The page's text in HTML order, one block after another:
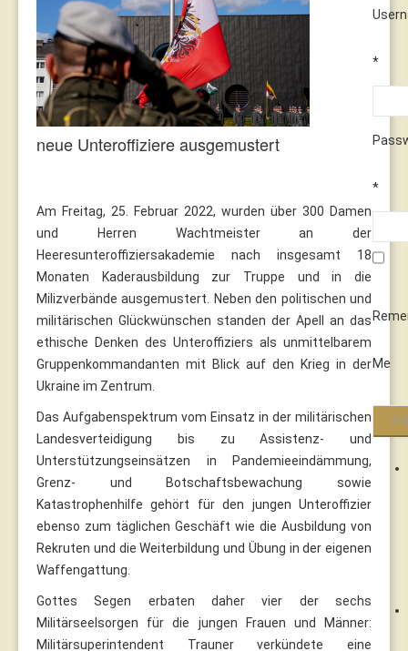
*
*
Me
neue Unteroffiziere ausgemustert
Am Freitag, 25. Februar 2022, wurden über 300 Damen
und Herren Wachtmeister an der
Heeresunteroffiziersakademie nach insgesamt 18
Monaten Kaderausbildung zur Truppe und in die
Milizverbände ausgemustert. Neben den politischen und
militärischen Glückwünschen standen der Apell an das
ethische Denken des Unteroffiziers als unmittelbarem
Gruppenkommandanten mit Blick auf den Krieg in der
Ukraine im Zentrum.
Das Aufgabenspektrum vom Einsatz in der militärischen
Landesverteidigung bis zu Assistenz- und
Unterstützungseinsätzen in Pandemieeindämmung,
Grenz- und Botschaftsbewachung sowie
Katastrophenhilfe gehört für den jungen Unteroffizier
ebenso zum täglichen Geschäft wie die Ausbildung von
Rekruten und die Weiterbildung und Übung in der eigenen
Waffengattung.
Gottes Segen erbaten daher vier der sechs
Militärseelsorgen für die jungen Frauen und Männer:
Militärsuperintendent Trauner verkündete eine